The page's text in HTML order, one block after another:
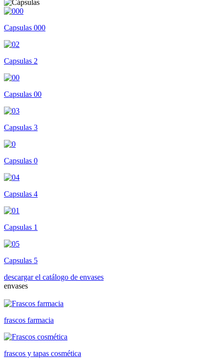
Capsulas 000
Capsulas 2
Capsulas 00
Capsulas 3
Capsulas 0
Capsulas 4
Capsulas 1
Capsulas 5
descargar el catálogo de envases
envases
frascos farmacia
frascos y tapas cosmética